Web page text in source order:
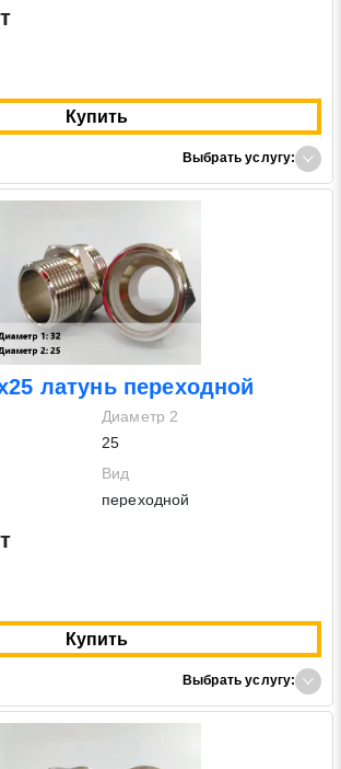
Купить
Выбрать услугу:
латунь переходной
Диаметр 2
25
Вид
переходной
Купить
Выбрать услугу: